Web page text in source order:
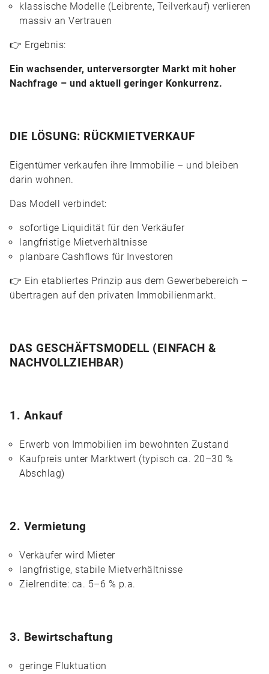
klassische Modelle (Leibrente, Teilverkauf) verlieren
massiv an Vertrauen
👉 Ergebnis:
Ein wachsender, unterversorgter Markt mit hoher
Nachfrage – und aktuell geringer Konkurrenz.
DIE LÖSUNG: RÜCKMIETVERKAUF
Eigentümer verkaufen ihre Immobilie – und bleiben
darin wohnen.
Das Modell verbindet:
sofortige Liquidität für den Verkäufer
langfristige Mietverhältnisse
planbare Cashflows für Investoren
👉 Ein etabliertes Prinzip aus dem Gewerbebereich –
übertragen auf den privaten Immobilienmarkt.
DAS GESCHÄFTSMODELL (EINFACH &
NACHVOLLZIEHBAR)
1. Ankauf
Erwerb von Immobilien im bewohnten Zustand
Kaufpreis unter Marktwert (typisch ca. 20–30 %
Abschlag)
2. Vermietung
Verkäufer wird Mieter
langfristige, stabile Mietverhältnisse
Zielrendite: ca. 5–6 % p.a.
3. Bewirtschaftung
geringe Fluktuation